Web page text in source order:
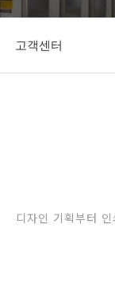
고객센터
디자인 기획부터